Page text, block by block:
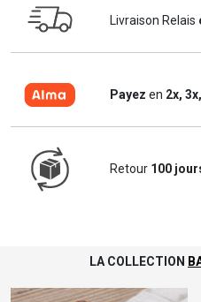
Livraison Relais
Payez en 2x,
Retour 100
LA COLLECTION